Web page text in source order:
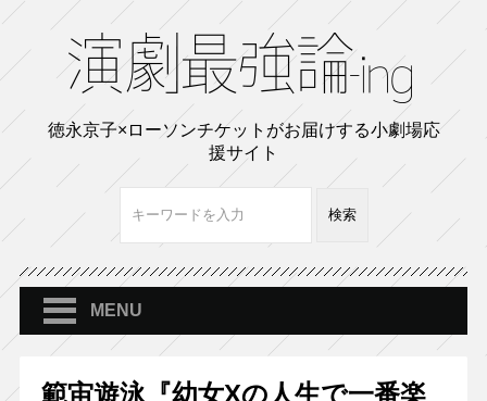
徳永京子×ローソンチケットがお届けする小劇場応
援サイト
MENU
範宙遊泳『幼女Xの人生で一番楽